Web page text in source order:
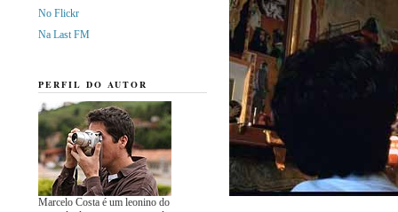
No Flickr
Na Last FM
PERFIL DO AUTOR
Marcelo Costa é um leonino do